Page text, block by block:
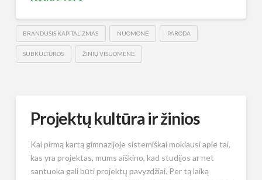
BRANDUSIS KAPITALIZMAS NUOMONĖ PARODA
SUBKULTŪROS ŽINIŲ VISUOMENĖ
Projektų kultūra ir žinios
Kai pirmą kartą gimnazijoje sistemiškai mokiausi apie tai,
kas yra projektas, mums aiškino, kad studijos ar net
santuoka gali būti projektų pavyzdžiai. Per tą laiką